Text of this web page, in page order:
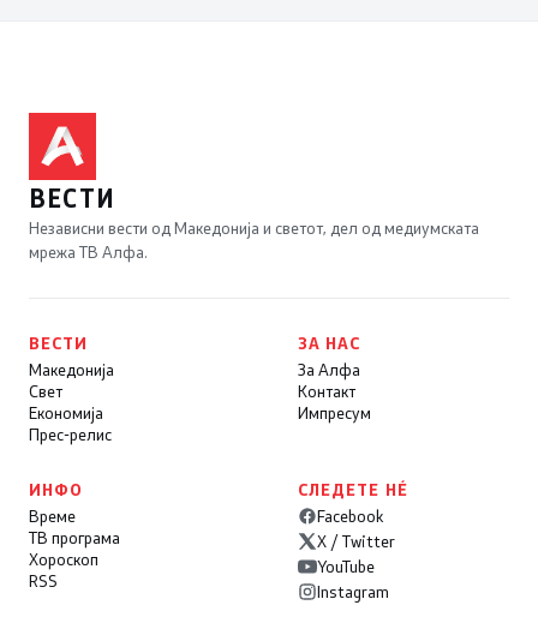
ВЕСТИ
Независни вести од Македонија и светот, дел од медиумската
мрежа ТВ Алфа.
ВЕСТИ
Македонија
Свет
Економија
Прес-релис
ЗА НАС
За Алфа
Контакт
Импресум
ИНФО
Време
ТВ програма
Хороскоп
RSS
СЛЕДЕТЕ НÉ
Facebook
X / Twitter
YouTube
Instagram